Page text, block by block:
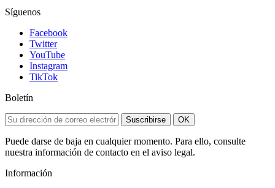
Síguenos
Facebook
Twitter
YouTube
Instagram
TikTok
Boletín
Suscribirse OK
Puede darse de baja en cualquier momento. Para ello, consulte
nuestra información de contacto en el aviso legal.
Información